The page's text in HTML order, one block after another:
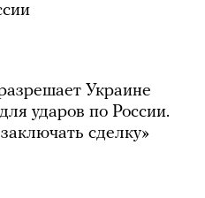
Украине
ударов по России.
сделку»